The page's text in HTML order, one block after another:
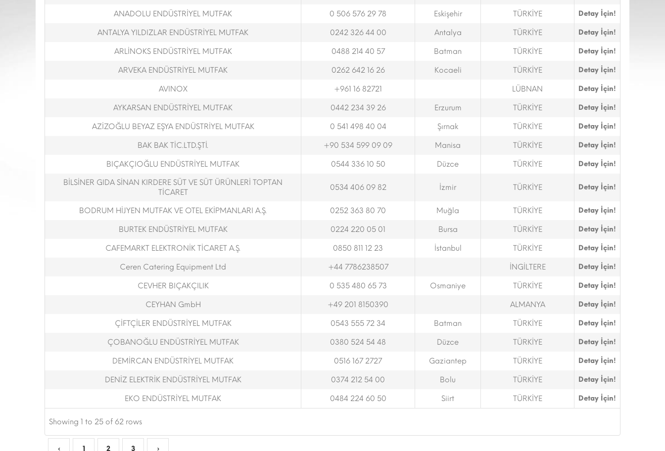
ANADOLU ENDÜSTRİYEL MUTFAK 0 506 576 29 78 Eskişehir TÜRKİYE Detay İçin!
ANTALYA YILDIZLAR ENDÜSTRİYEL MUTFAK 0242 326 44 00 Antalya TÜRKİYE Detay İçin!
ARLİNOKS ENDÜSTRİYEL MUTFAK 0488 214 40 57 Batman TÜRKİYE Detay İçin!
ARVEKA ENDÜSTRİYEL MUTFAK 0262 642 16 26 Kocaeli TÜRKİYE Detay İçin!
AVINOX +961 16 82721 LÜBNAN Detay İçin!
AYKARSAN ENDÜSTRİYEL MUTFAK 0442 234 39 26 Erzurum TÜRKİYE Detay İçin!
AZİZOĞLU BEYAZ EŞYA ENDÜSTRİYEL MUTFAK 0 541 498 40 04 Şırnak TÜRKİYE Detay İçin!
BAK BAK TİC.LTD.ŞTİ. +90 534 599 09 09 Manisa TÜRKİYE Detay İçin!
BIÇAKÇIOĞLU ENDÜSTRİYEL MUTFAK 0544 336 10 50 Düzce TÜRKİYE Detay İçin!
BİLSİNER GIDA SİNAN KIRDERE SÜT VE SÜT ÜRÜNLERİ TOPTAN
TİCARET
0534 406 09 82 İzmir TÜRKİYE Detay İçin!
BODRUM HİJYEN MUTFAK VE OTEL EKİPMANLARI A.Ş. 0252 363 80 70 Muğla TÜRKİYE Detay İçin!
BURTEK ENDÜSTRİYEL MUTFAK 0224 220 05 01 Bursa TÜRKİYE Detay İçin!
CAFEMARKT ELEKTRONİK TİCARET A.Ş. 0850 811 12 23 İstanbul TÜRKİYE Detay İçin!
Ceren Catering Equipment Ltd +44 7786238507 İNGİLTERE Detay İçin!
CEVHER BIÇAKÇILIK 0 535 480 65 73 Osmaniye TÜRKİYE Detay İçin!
CEYHAN GmbH +49 201 8150390 ALMANYA Detay İçin!
ÇİFTÇİLER ENDÜSTRİYEL MUTFAK 0543 555 72 34 Batman TÜRKİYE Detay İçin!
ÇOBANOĞLU ENDÜSTRİYEL MUTFAK 0380 524 54 48 Düzce TÜRKİYE Detay İçin!
DEMİRCAN ENDÜSTRİYEL MUTFAK 0516 167 2727 Gaziantep TÜRKİYE Detay İçin!
DENİZ ELEKTRİK ENDÜSTRİYEL MUTFAK 0374 212 54 00 Bolu TÜRKİYE Detay İçin!
EKO ENDÜSTRİYEL MUTFAK 0484 224 60 50 Siirt TÜRKİYE Detay İçin!
Showing 1 to 25 of 62 rows
‹ 1 2 3 ›